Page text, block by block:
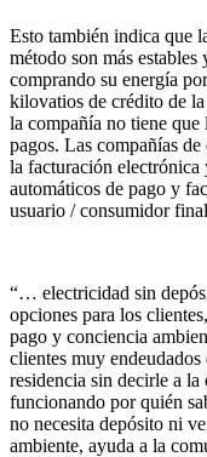
Esto también indica que
método son más
comprando su energía
kilovatios de crédito de
la compañía no tiene que
pagos. Las compañías
la facturación electrónica
automáticos de pago y
usuario / consumidor
“… electricidad sin
opciones para los
pago y conciencia
clientes muy endeudados
residencia sin decirle a
funcionando por quién
no necesita depósito ni
ambiente, ayuda a la